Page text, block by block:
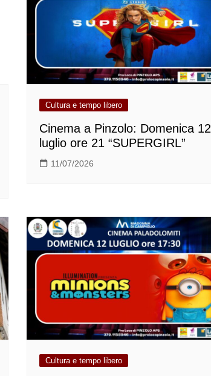
Cultura e tempo libero
Cinema a Pinzolo: Domenica 12
luglio ore 21 “SUPERGIRL”
11/07/2026
Cultura e tempo libero